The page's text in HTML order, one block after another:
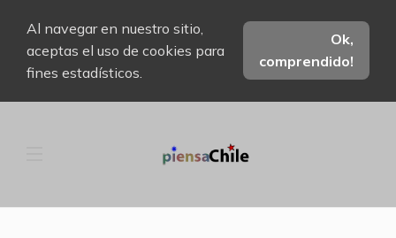
Al navegar en nuestro sitio,
aceptas el uso de cookies para
fines estadísticos.
Ok,
comprendido!